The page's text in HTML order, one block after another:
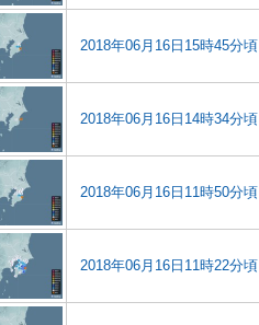
2018年06月16日15時45分頃
2018年06月16日14時34分頃
2018年06月16日11時50分頃
2018年06月16日11時22分頃